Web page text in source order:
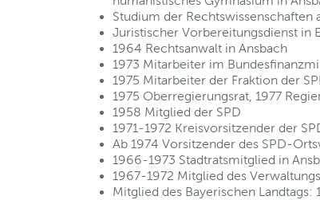
Studium der Rechtswissenschaften
Juristischer Vorbereitungsdienst in
1964 Rechtsanwalt in Ansbach
1973 Mitarbeiter im
1975 Mitarbeiter der Fraktion der
1975 Oberregierungsrat, 1977
1958 Mitglied der SPD
1971-1972 Kreisvorsitzender der
Ab 1974 Vorsitzender des SPD-
1966-1973 Stadtratsmitglied in
1967-1972 Mitglied des
Mitglied des Bayerischen Landtags: